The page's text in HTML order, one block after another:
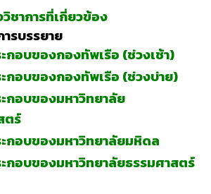
ชาการที่เกี่ยวข้อง
รบรรยาย
กอบของกองทัพเรือ (ช่วงเช้า)
ะกอบของกองทัพเรือ (ช่วงบ่าย)
กอบของมหาวิทยาลัย
ตร์
ะกอบของมหาวิทยาลัยมหิดล
กอบของมหาวิทยาลัยธรรมศาสตร์